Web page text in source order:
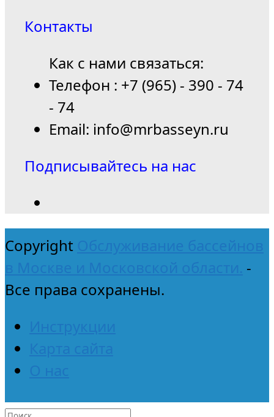
Контакты
Как с нами связаться:
Телефон : +7 (965) - 390 - 74
- 74
Email: info@mrbasseyn.ru
Подписывайтесь на нас
Copyright Обслуживание бассейнов
в Москве и Московской области. -
Все права сохранены.
Инструкции
Карта сайта
О нас